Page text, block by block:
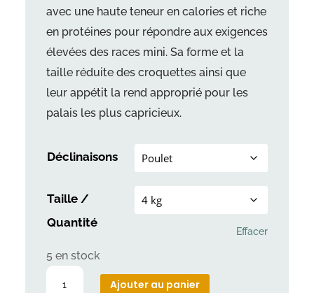
avec une haute teneur en calories et riche
en protéines pour répondre aux exigences
élevées des races mini. Sa forme et la
taille réduite des croquettes ainsi que
leur appétit la rend approprié pour les
palais les plus capricieux.
Déclinaisons
Taille /
Quantité
Effacer
5 en stock
Ajouter au panier